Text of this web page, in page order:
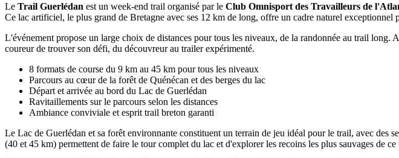
Le Trail Guerlédan est un week-end trail organisé par le Club Omnisport des Travailleurs de
Ce lac artificiel, le plus grand de Bretagne avec ses 12 km de long, offre un cadre naturel
L'événement propose un large choix de distances pour tous les niveaux, de la randonnée au trail long.
coureur de trouver son défi, du découvreur au trailer expérimenté.
8 formats de course du 9 km au 45 km pour tous les niveaux
Parcours au cœur de la forêt de Quénécan et des berges du lac
Départ et arrivée au bord du Lac de Guerlédan
Ravitaillements sur le parcours selon les distances
Ambiance conviviale et esprit trail breton garanti
Le Lac de Guerlédan et sa forêt environnante constituent un terrain de jeu idéal pour le trail, avec des
(40 et 45 km) permettent de faire le tour complet du lac et d'explorer les recoins les plus sauvages de ce